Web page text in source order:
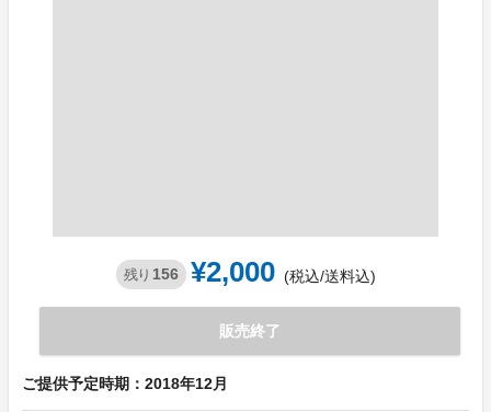
残り 156 ¥2,000 (税込/送料込)
販売終了
ご提供予定時期：2018年12月